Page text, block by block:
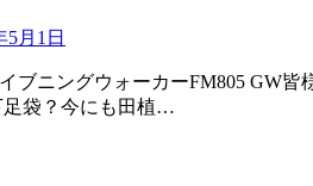
5月1日
イブニングウォーカーFM805 GW
足袋？今にも田植…